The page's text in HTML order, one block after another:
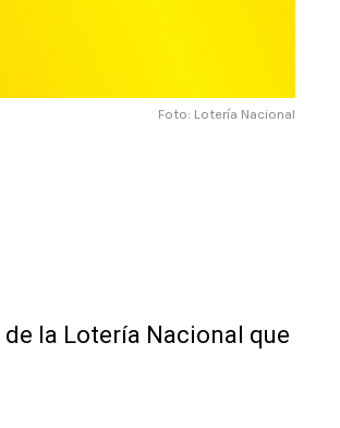
Foto: Lotería Nacional
de la Lotería Nacional que